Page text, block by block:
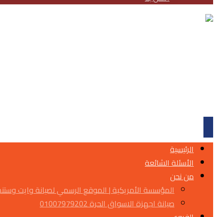
الرئيسية
الأسئلة الشائعة
من نحن
المؤسسة الأمريكية | الموقع الرسمي لصيانة وايت
صيانة اجهزة الاسواق الحرة 01007979202